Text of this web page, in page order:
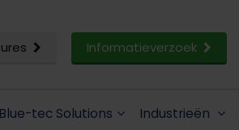
Informatieverzoek
Blue-tec Solutions Industrieën